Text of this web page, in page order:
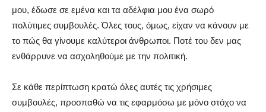
μου, έδωσε σε εμένα και τα αδέλφια μου ένα σωρό
πολύτιμες συμβουλές. Όλες τους, όμως, είχαν να κάνουν με
το πώς θα γίνουμε καλύτεροι άνθρωποι. Ποτέ του δεν μας
ενθάρρυνε να ασχοληθούμε με την πολιτική.
Σε κάθε περίπτωση κρατώ όλες αυτές τις χρήσιμες
συμβουλές, προσπαθώ να τις εφαρμόσω με μόνο στόχο να